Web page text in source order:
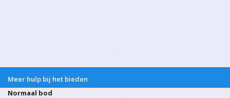
Meer hulp bij het bieden
Normaal bod